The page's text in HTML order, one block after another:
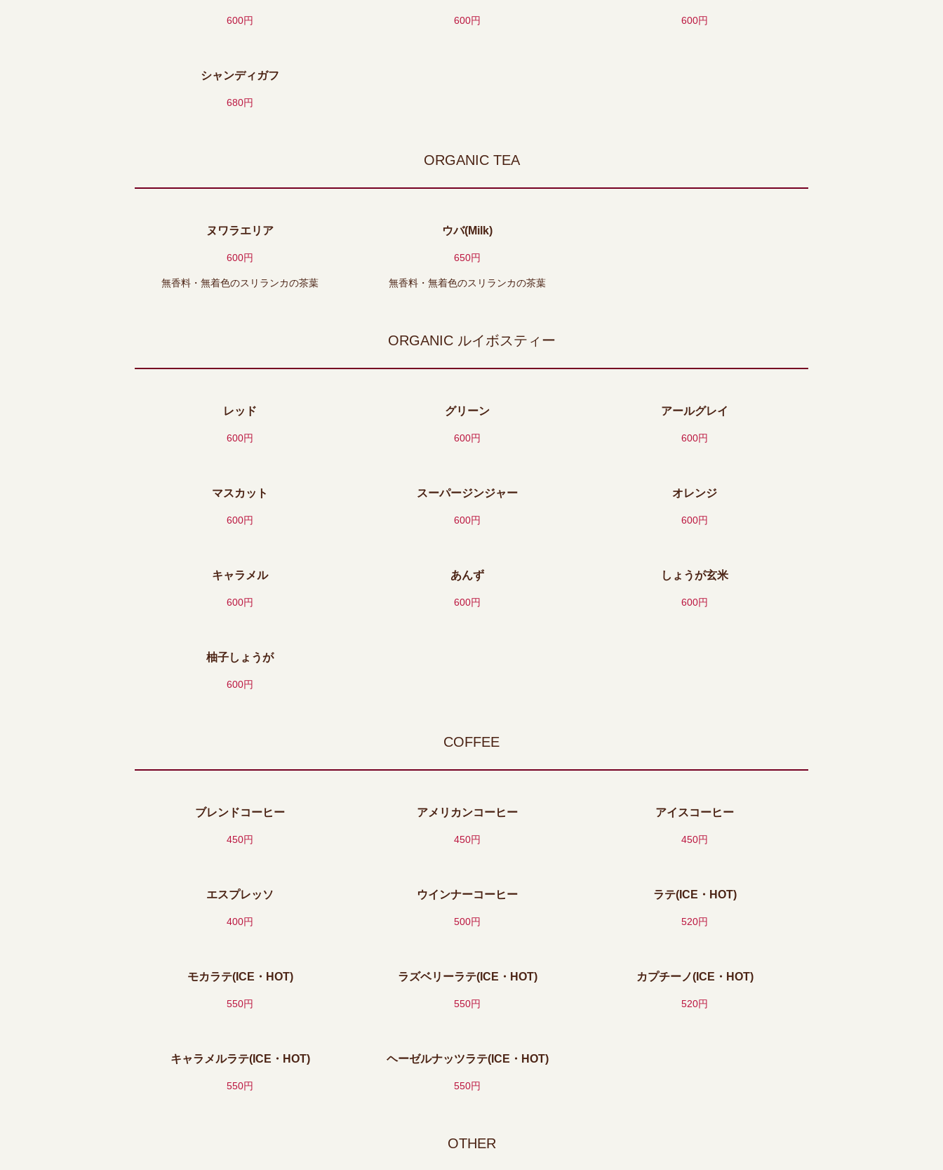
600円 600円 600円
シャンディガフ
680円
ORGANIC TEA
ヌワラエリア
600円
無香料・無着色のスリランカの茶葉
ウバ(Milk)
650円
無香料・無着色のスリランカの茶葉
ORGANIC ルイボスティー
レッド
600円
グリーン
600円
アールグレイ
600円
マスカット
600円
スーパージンジャー
600円
オレンジ
600円
キャラメル
600円
あんず
600円
しょうが玄米
600円
柚子しょうが
600円
COFFEE
ブレンドコーヒー
450円
アメリカンコーヒー
450円
アイスコーヒー
450円
エスプレッソ
400円
ウインナーコーヒー
500円
ラテ(ICE・HOT)
520円
モカラテ(ICE・HOT)
550円
ラズベリーラテ(ICE・HOT)
550円
カプチーノ(ICE・HOT)
520円
キャラメルラテ(ICE・HOT)
550円
ヘーゼルナッツラテ(ICE・HOT)
550円
OTHER